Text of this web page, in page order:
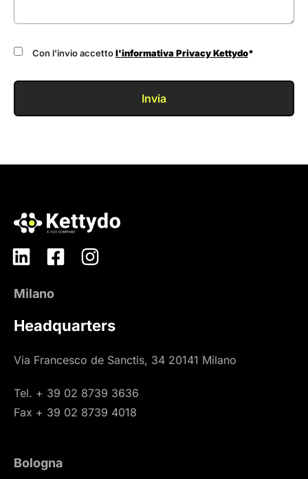
Con l'invio accettol'informativa Privacy Kettydo*
Invia
Milano
Headquarters
Via Francesco de Sanctis, 34 20141 Milano
Tel. + 39 02 8739 3636
Fax + 39 02 8739 4018
Bologna